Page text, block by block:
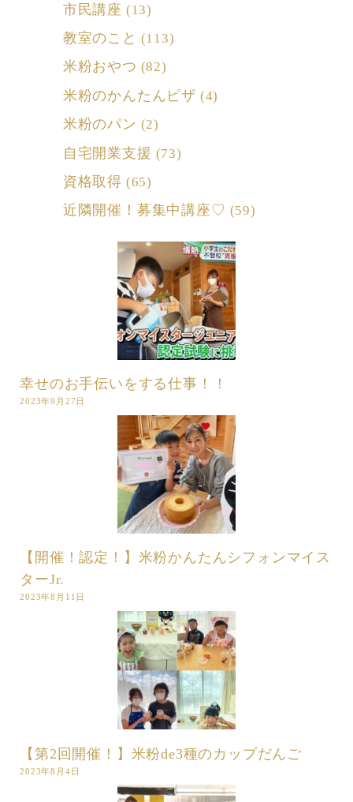
市民講座 (13)
教室のこと (113)
米粉おやつ (82)
米粉のかんたんピザ (4)
米粉のパン (2)
自宅開業支援 (73)
資格取得 (65)
近隣開催！募集中講座♡ (59)
幸せのお手伝いをする仕事！！
2023年9月27日
【開催！認定！】米粉かんたんシフォンマイス
ターJr.
2023年8月11日
【第2回開催！】米粉de3種のカップだんご
2023年8月4日